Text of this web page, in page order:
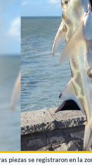
piezas se registraron en la